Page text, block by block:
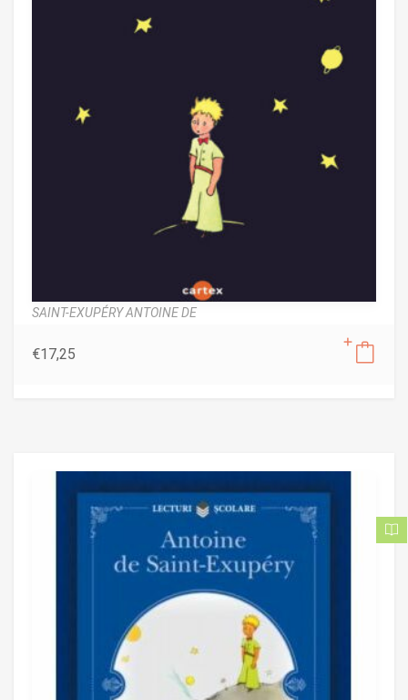
SAINT-EXUPÉRY ANTOINE DE
€17,25